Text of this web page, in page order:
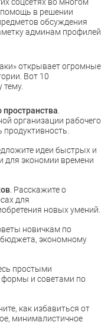
в решении
обсуждения
админам профилей
открывает огромные
Вот 10
тему.
организации рабочего
идеи быстрых и
для экономии времени
. Расскажите о
для
новых умений.
новичкам по
экономному
простыми
и советами по
как избавиться от
минималистичное